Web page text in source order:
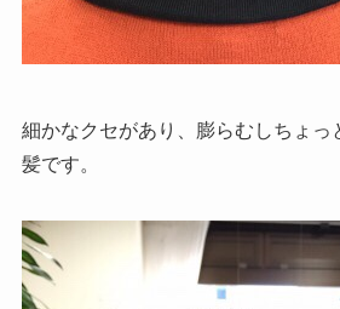
細かなクセがあり、膨らむしちょっ
髪です。